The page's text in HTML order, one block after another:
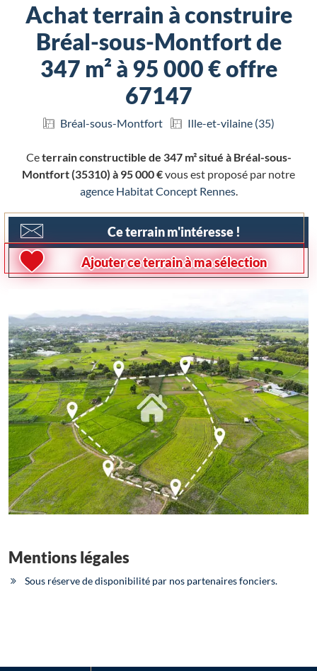
Achat terrain à construire
Bréal-sous-Montfort de
347 m² à 95 000 € offre
67147
Bréal-sous-Montfort Ille-et-vilaine (35)
Ceterrain constructible de 347 m² situé à Bréal-sous-
Montfort (35310) à 95 000 €vous est proposé par notre
agence Habitat Concept Rennes.
Ce terrain m'intéresse !
Ajouter ce terrain à ma sélection
Mentions légales
Sous réserve de disponibilité par nos partenaires fonciers.